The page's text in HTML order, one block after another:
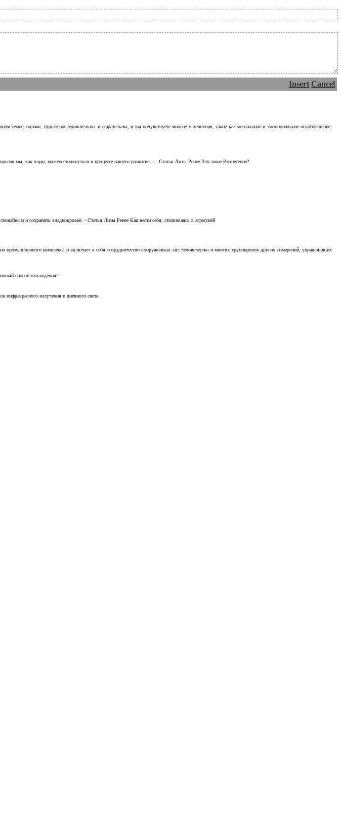
Insert Cancel
однако, будьте последовательны и старательны, и вы почувствуете многие улучшения, такие как ментальное и эмоциональное освобождение.
мы, как люди, можем столкнуться в процессе нашего развития. - - Статья Лизы Ренее Что такое Вознесение?
и сохранять хладнокровие. - Статья Лизы Ренее Как вести себя, сталкиваясь в агрессией
промышленного комплекса и включает в себя сотрудничество вооруженных сил человечества и многих группировок других измерений, управляющих
способ охлаждения?
инфракрасного излучения и дневного света.